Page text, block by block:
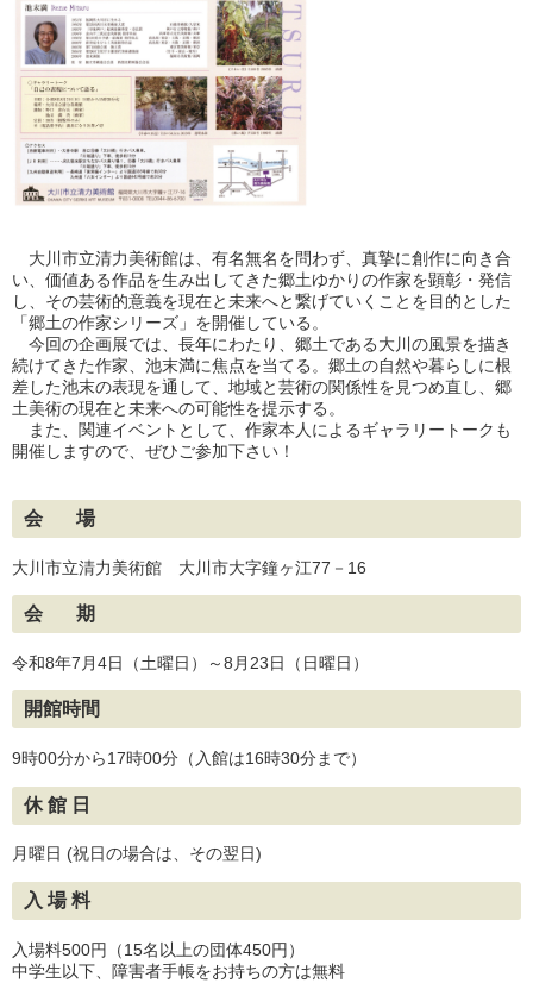
大川市立清力美術館は、有名無名を問わず、真摯に創作に向き合
い、価値ある作品を生み出してきた郷土ゆかりの作家を顕彰・発信
し、その芸術的意義を現在と未来へと繋げていくことを目的とした
「郷土の作家シリーズ」を開催している。
今回の企画展では、長年にわたり、郷土である大川の風景を描き
続けてきた作家、池末満に焦点を当てる。郷土の自然や暮らしに根
差した池末の表現を通して、地域と芸術の関係性を見つめ直し、郷
土美術の現在と未来への可能性を提示する。
また、関連イベントとして、作家本人によるギャラリートークも
開催しますので、ぜひご参加下さい！
会 場
大川市立清力美術館 大川市大字鐘ヶ江77－16
会 期
令和8年7月4日（土曜日）～8月23日（日曜日）
開館時間
9時00分から17時00分（入館は16時30分まで）
休 館 日
月曜日 (祝日の場合は、その翌日)
入 場 料
入場料500円（15名以上の団体450円）
中学生以下、障害者手帳をお持ちの方は無料